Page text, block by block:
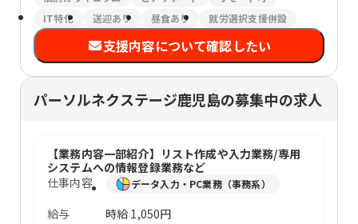
IT特化
送迎あり 昼食あり 就労選択支援併設
支援内容について確認したい
パーソルネクステージ鹿児島の募集中の求人
【業務内容一部紹介】リスト作成や入力業務/専用
システムへの情報登録業務など
仕事内容
データ入力・PC業務（事務系）
給与 時給 1,050円